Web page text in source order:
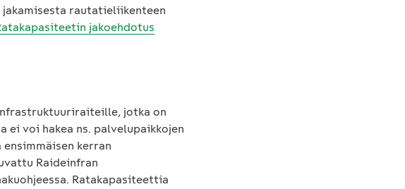
rautatieliikenteen
jakoehdotus
jotka on
voi hakea ns. palvelupaikkojen
kerran
Raideinfran
Ratakapasiteettia